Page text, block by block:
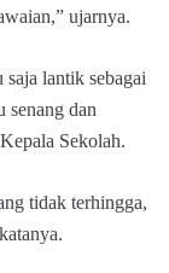
ujarnya.
lantik sebagai
senang dan
Sekolah.
tidak terhingga,